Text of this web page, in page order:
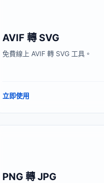
AVIF 轉 SVG
免費線上 AVIF 轉 SVG 工具。
立即使用
PNG 轉 JPG